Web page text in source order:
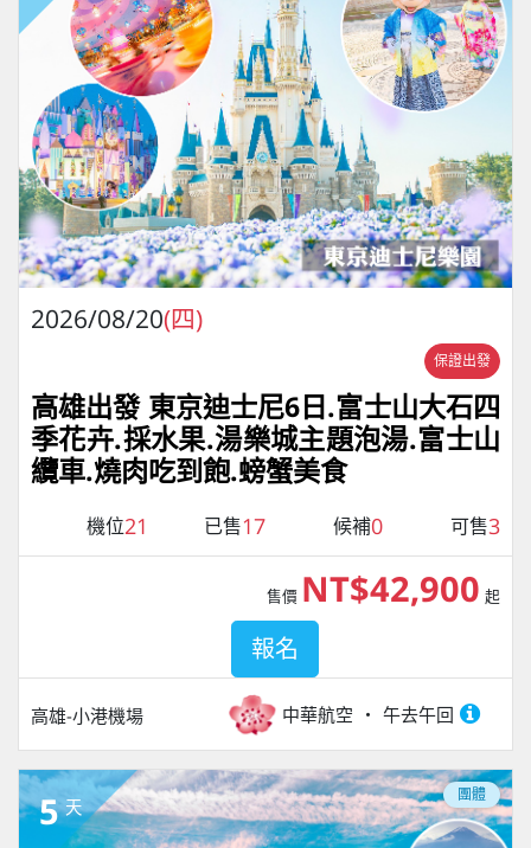
2026/08/20(四)
保證出發
高雄出發 東京迪士尼6日.富士山大石四
季花卉.採水果.湯樂城主題泡湯.富士山
纜車.燒肉吃到飽.螃蟹美食
機位21 已售17 候補0 可售3
高雄-小港機場 中華航空 午去午回
售價 NT$42,900 起
報名
5 天
團體